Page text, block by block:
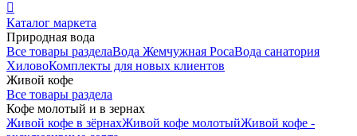

Каталог маркета
Природная вода
Все товары разделаВода Жемчужная РосаВода санатория
ХиловоКомплекты для новых клиентов
Живой кофе
Все товары раздела
Кофе молотый и в зернах
Живой кофе в зёрнахЖивой кофе молотыйЖивой кофе -